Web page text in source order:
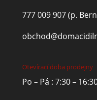
777 009 907(p.
Otevírací doba prodejny
Po – Pá : 7:30 –